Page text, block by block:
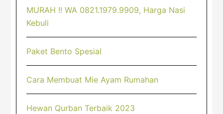
MURAH !! WA 0821.1979.9909, Harga Nasi
Kebuli
Paket Bento Spesial
Cara Membuat Mie Ayam Rumahan
Hewan Qurban Terbaik 2023